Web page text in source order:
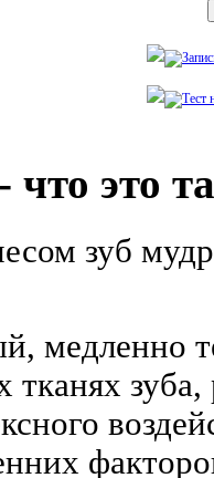
что это
зуб
медленно
тканях